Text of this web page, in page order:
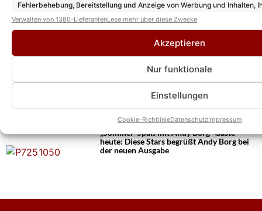
Fehlerbehebung, Bereitstellung und Anzeige von Werbung und Inhalten,
Entscheidungen zum Datenschutz speichern und übermitteln.
Verwalten von 1380-LieferantenLese mehr über diese Zwecke
Akzeptieren
Nur funktionale
Einstellungen
Cookie-RichtlinieDatenschutzImpressum
Andy Borg verrät: Warum ihn Peter
Alexander schon seit seiner Kindheit
begleitet hat
„Sommer-Spaß mit Andy Borg“: Diese
Szene mit Stefanie Hertel wird im TV nicht
„Sommer-Spaß mit Andy Borg“ Gäste
heute: Diese Stars begrüßt Andy Borg bei
der neuen Ausgabe